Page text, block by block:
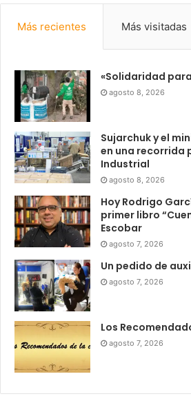
Más recientes Más visitadas
«Solidaridad
agosto 8, 2026
Sujarchuk y el
en una recorrida
Industrial
agosto 8, 2026
Hoy Rodrigo
primer libro
Escobar
agosto 7, 2026
Un pedido de
agosto 7, 2026
Los
agosto 7, 2026